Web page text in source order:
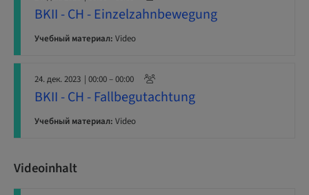
BKII - CH - Einzelzahnbewegung
Учебный материал: Video
24. дек. 2023 | 00:00 – 00:00
BKII - CH - Fallbegutachtung
Учебный материал: Video
Videoinhalt